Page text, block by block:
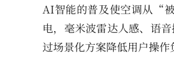
AI智能的普及使空调从“
电，毫米波雷达人感、语
过场景化方案降低用户操作